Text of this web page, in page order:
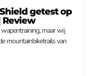
getest op
Review
maar wij
mountainbiketrails van